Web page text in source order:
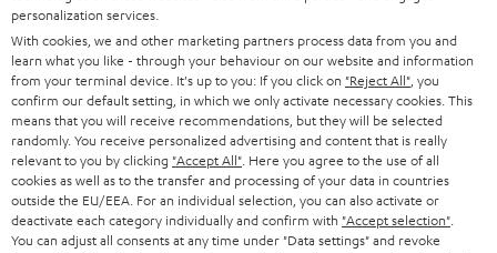
SOUNDBARS
STEREO
SMART HOME
BLUETOOTH-LAUTSPRECHER
KOPFHÖRER
PRESSE & MARKETING
GESCHÄFTSKUNDEN
PARTNERPROGRAMM
BLOG
DEUTSCHLAND
ÖSTERREICH
SCHWEIZ
NIEDERLANDE
personalization services.
With cookies, we and other marketing partners process data from you and
learn what you like - through your behaviour on our website and information
from your terminal device. It's up to you: If you click on "Reject All" , you
confirm our default setting, in which we only activate necessary cookies. This
means that you will receive recommendations, but they will be selected
randomly. You receive personalized advertising and content that is really
relevant to you by clicking "Accept All" . Here you agree to the use of all
cookies as well as to the transfer and processing of your data in countries
outside the EU/EEA. For an individual selection, you can also activate or
deactivate each category individually and confirm with "Accept selection"
You can adjust all consents at any time under "Data settings" and revoke